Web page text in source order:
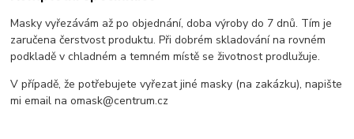
Masky vyřezávám až po objednání, doba výroby do 7 dnů. Tím je
zaručena čerstvost produktu. Při dobrém skladování na rovném
podkladě v chladném a temném místě se životnost prodlužuje.
V případě, že potřebujete vyřezat jiné masky (na zakázku), napište
mi email na omask@centrum.cz